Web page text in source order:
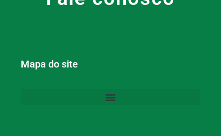
Mapa do site